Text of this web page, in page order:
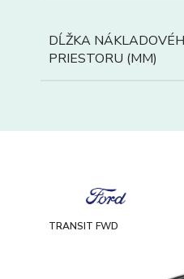
DĹŽKA
PRIESTORU (MM)
TRANSIT FWD